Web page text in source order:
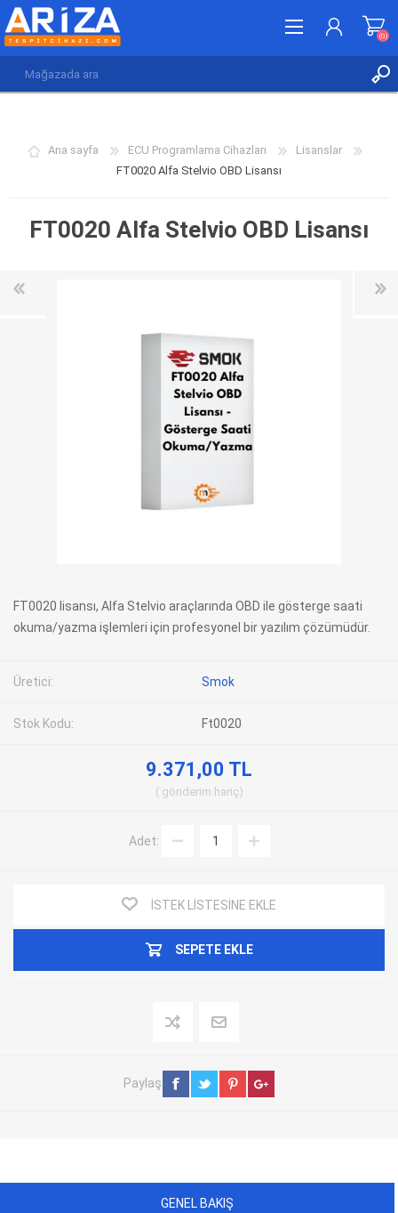
(0)
(0)
Ana sayfa ECU Programlama Cihazları
Lisanslar
FT0020 Alfa Stelvio OBD Lisansı
FT0020 Alfa Stelvio OBD Lisansı
FT0020 lisansı, Alfa Stelvio araçlarında OBD ile gösterge saati
okuma/yazma işlemleri için profesyonel bir yazılım çözümüdür.
Üretici: Smok
Stok Kodu: Ft0020
9.371,00 TL
gönderim hariç
Adet:
İSTEK LISTESINE EKLE
SEPETE EKLE
Paylaş
GENEL BAKIŞ